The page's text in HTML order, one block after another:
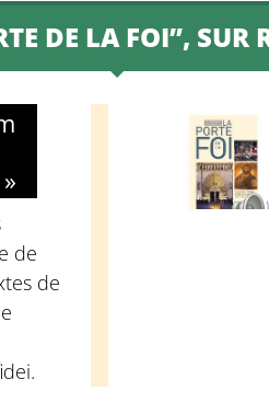
DE LA FOI”, SUR
de
de